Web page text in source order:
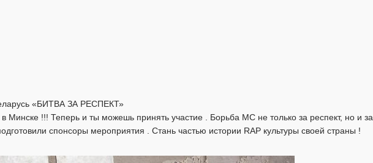
«БИТВА ЗА РЕСПЕКТ»
Минске !!! Теперь и ты можешь принять участие . Борьба MC не только за респект, но и за
спонсоры мероприятия . Стань частью истории RAP культуры своей страны !